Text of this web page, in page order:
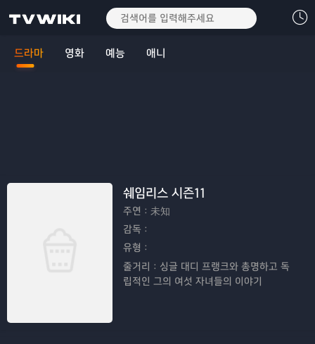
드라마 영화 예능 애니
쉐임리스 시즌11
주연： 未知
감독：
유형：
줄거리： 싱글 대디 프랭크와 총명하고 독
립적인 그의 여섯 자녀들의 이야기